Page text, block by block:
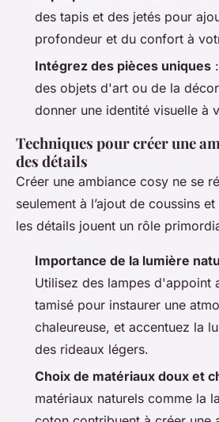
des tapis et des jetés pour
profondeur et du confort à
Intégrez des pièces uniques
des objets d'art ou de la
donner une identité visuelle à
Techniques pour créer une
des détails
Créer une ambiance cosy ne se
seulement à l’ajout de coussins
les détails jouent un rôle
Importance de la lumière
Utilisez des lampes d'appoint
tamisé pour instaurer une
chaleureuse, et accentuez la
des rideaux légers.
Choix de matériaux doux et
matériaux naturels comme la